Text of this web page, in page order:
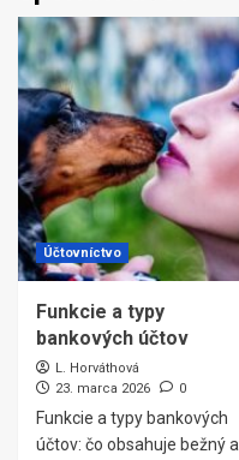
Účtovníctvo
Funkcie a typy
bankových účtov
L. Horváthová
23. marca 2026
0
Funkcie a typy bankových
účtov: čo obsahuje bežný a